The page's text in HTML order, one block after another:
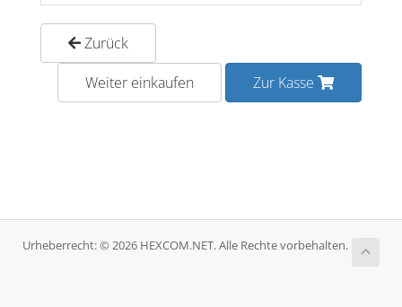
Zurück
Weiter einkaufen
Zur Kasse
Urheberrecht: © 2026 HEXCOM.NET. Alle Rechte vorbehalten.